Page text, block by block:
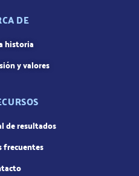
DE
historia
y valores
de resultados
frecuentes